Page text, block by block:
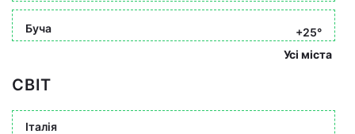
Буча
+25°
Усі міста
СВІТ
Італія